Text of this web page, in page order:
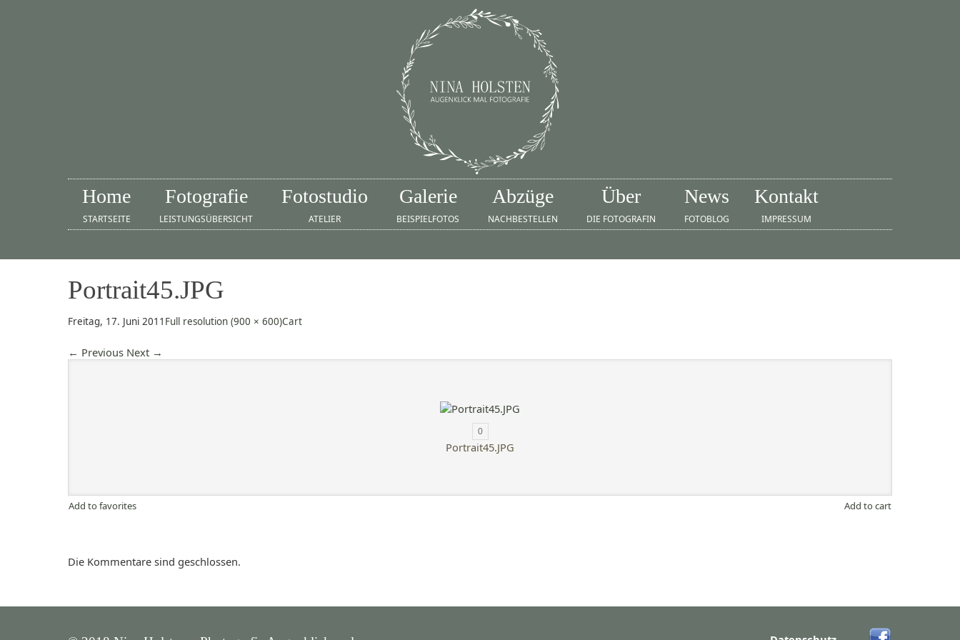
Home
STARTSEITE
Fotografie
LEISTUNGSÜBERSICHT
Fotostudio
ATELIER
Galerie
BEISPIELFOTOS
Abzüge
NACHBESTELLEN
Über
DIE FOTOGRAFIN
News
FOTOBLOG
Kontakt
IMPRESSUM
Portrait45.JPG
Freitag, 17. Juni 2011 Full resolution (900 × 600)Cart
← Previous Next →
0
Portrait45.JPG
Add to favorites Add to cart
Die Kommentare sind geschlossen.